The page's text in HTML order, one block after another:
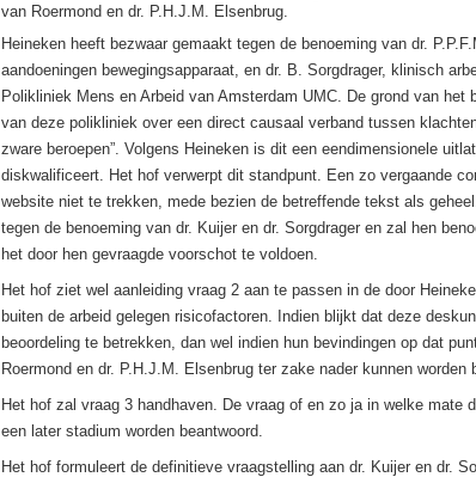
van Roermond en dr. P.H.J.M. Elsenbrug.
Heineken heeft bezwaar gemaakt tegen de benoeming van dr.
aandoeningen bewegingsapparaat, en dr. B. Sorgdrager, klinisch
Polikliniek Mens en Arbeid van Amsterdam UMC. De grond van het
van deze polikliniek over een direct causaal verband tussen
zware beroepen”. Volgens Heineken is dit een eendimensionele
diskwalificeert. Het hof verwerpt dit standpunt. Een zo vergaande
website niet te trekken, mede bezien de betreffende tekst als
tegen de benoeming van dr. Kuijer en dr. Sorgdrager en zal hen
het door hen gevraagde voorschot te voldoen.
Het hof ziet wel aanleiding vraag 2 aan te passen in de door
buiten de arbeid gelegen risicofactoren. Indien blijkt dat deze
beoordeling te betrekken, dan wel indien hun bevindingen op dat
Roermond en dr. P.H.J.M. Elsenbrug ter zake nader kunnen worden
Het hof zal vraag 3 handhaven. De vraag of en zo ja in welke mate
een later stadium worden beantwoord.
Het hof formuleert de definitieve vraagstelling aan dr. Kuijer en dr.